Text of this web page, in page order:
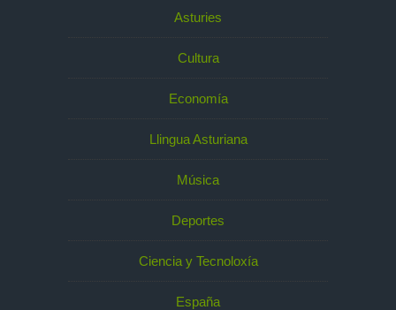
Asturies
Cultura
Economía
Llingua Asturiana
Música
Deportes
Ciencia y Tecnoloxía
España